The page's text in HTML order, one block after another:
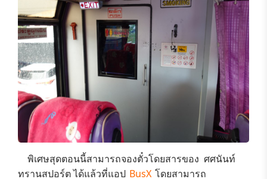
พิเศษสุดตอนนี้สามารถจองตั๋วโดยสารของ​ ศศนันท์
ทรานสปอร์ตได้แล้วที่แอป BusX โดยสามารถ